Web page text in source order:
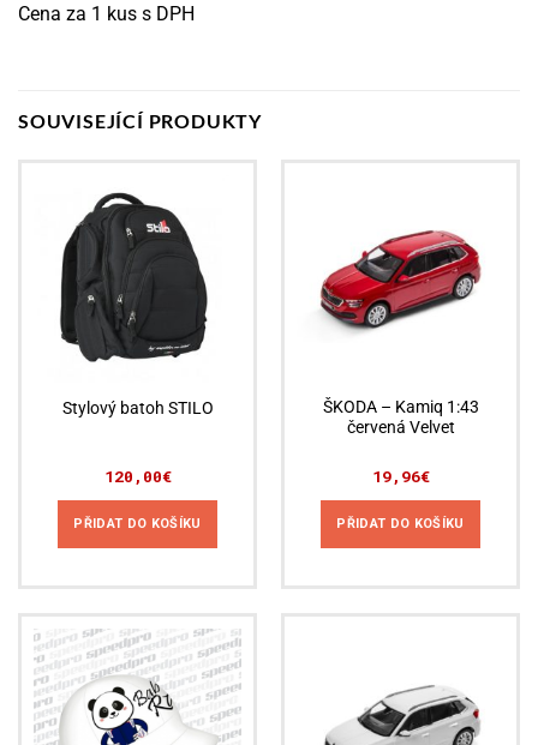
Cena za 1 kus s DPH
SOUVISEJÍCÍ PRODUKTY
Stylový batoh STILO
120,00€
PŘIDAT DO KOŠÍKU
ŠKODA – Kamiq 1:43
červená Velvet
19,96€
PŘIDAT DO KOŠÍKU